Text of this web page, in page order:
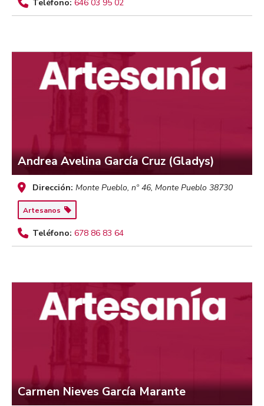
Teléfono: 646 03 95 02
Andrea Avelina García Cruz (Gladys)
Dirección: Monte Pueblo, nº 46, Monte Pueblo 38730
Artesanos
Teléfono: 678 86 83 64
Carmen Nieves García Marante